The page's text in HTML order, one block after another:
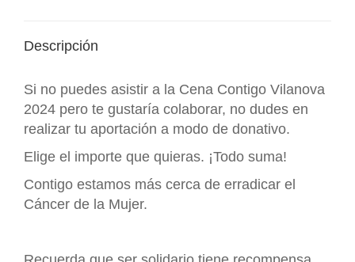
Descripción
Si no puedes asistir a la Cena Contigo Vilanova
2024 pero te gustaría colaborar, no dudes en
realizar tu aportación a modo de donativo.
Elige el importe que quieras. ¡Todo suma!
Contigo estamos más cerca de erradicar el
Cáncer de la Mujer.